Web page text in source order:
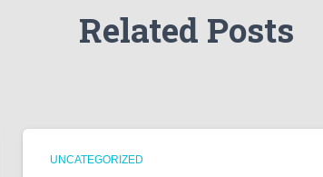
Related Posts
UNCATEGORIZED